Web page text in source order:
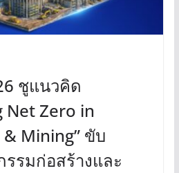
ชูแนวคิด
Net Zero in
Mining” ขับ
รมก่อสร้างและ